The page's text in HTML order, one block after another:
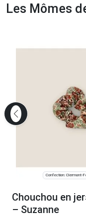
Les Mômes
Confection: Clermont-
Chouchou en
– Suzanne